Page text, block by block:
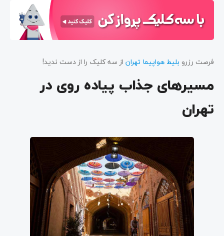
فرصت رزرو بلیط هواپیما تهران از سه کلیک را از دست ندید!
مسیرهای جذاب پیاده روی در
تهران